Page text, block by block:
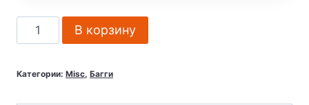
Количество
товара
HISUN
В корзину
Категории: Misc, Багги